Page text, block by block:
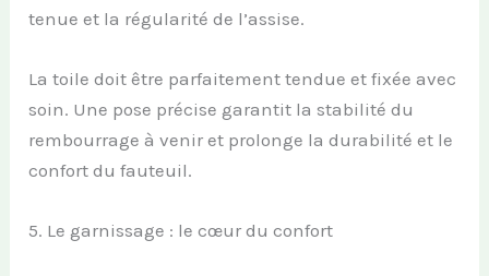
tenue et la régularité de l’assise.
La toile doit être parfaitement tendue et fixée avec
soin. Une pose précise garantit la stabilité du
rembourrage à venir et prolonge la durabilité et le
confort du fauteuil.
5. Le garnissage : le cœur du confort